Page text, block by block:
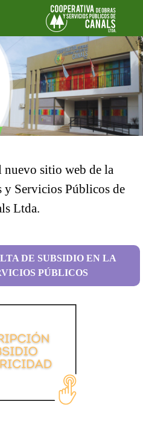
nuevo sitio web de la
y Servicios Públicos de
Ltda.
DE SUBSIDIO EN LA
PÚBLICOS